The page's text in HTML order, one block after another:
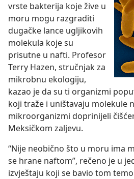
vrste bakterija koje žive u
moru mogu razgraditi
dugačke lance ugljikovih
molekula koje su
prisutne u nafti. Profesor
Terry Hazen, stručnjak za
mikrobnu ekologiju,
kazao je da su ti organizmi
koji traže i uništavaju molekule
mikroorganizmi doprinijeli
Meksičkom zaljevu.
“Nije neobično što u moru ima
se hrane naftom”, rečeno je u
izvještaju koji se bavio tom